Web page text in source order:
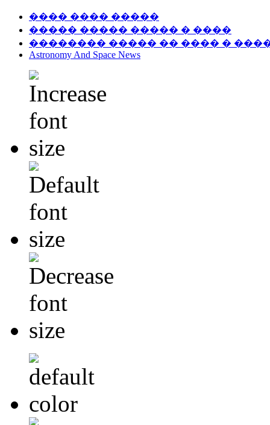
���� ���� �����
����� ����� ����� � ����
�������� ����� �� ���� �
Astronomy And Space News